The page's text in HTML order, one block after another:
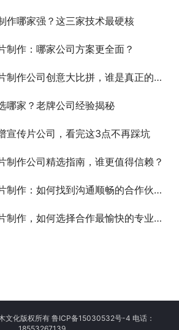
作哪家强？这三家技术最硬核
制作：哪家公司方案更全面？
公司创意大比拼，谁是真正的视觉大师？
哪家？老牌公司经验揭秘
宣传片公司，看完这3点不再踩坑
制作公司精选指南，谁更值得信赖？
作：如何找到沟通顺畅的合作伙伴？
作，如何选择合作最愉快的专业公司？
化版权所有 鲁ICP备15030532号-4 电话：